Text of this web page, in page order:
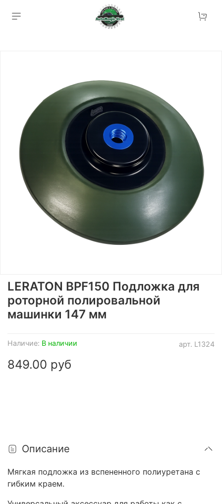
арт. L1324
Наличие: В наличии
LERATON BPF150 Подложка для
роторной полировальной
машинки 147 мм
849.00 руб
Описание
Мягкая подложка из вспененного полиуретана с
гибким краем.